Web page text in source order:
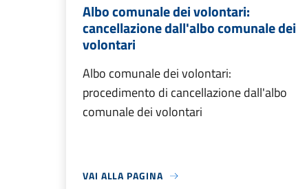
Albo comunale dei volontari:
cancellazione dall'albo comunale dei
volontari
Albo comunale dei volontari:
procedimento di cancellazione dall'albo
comunale dei volontari
VAI ALLA PAGINA